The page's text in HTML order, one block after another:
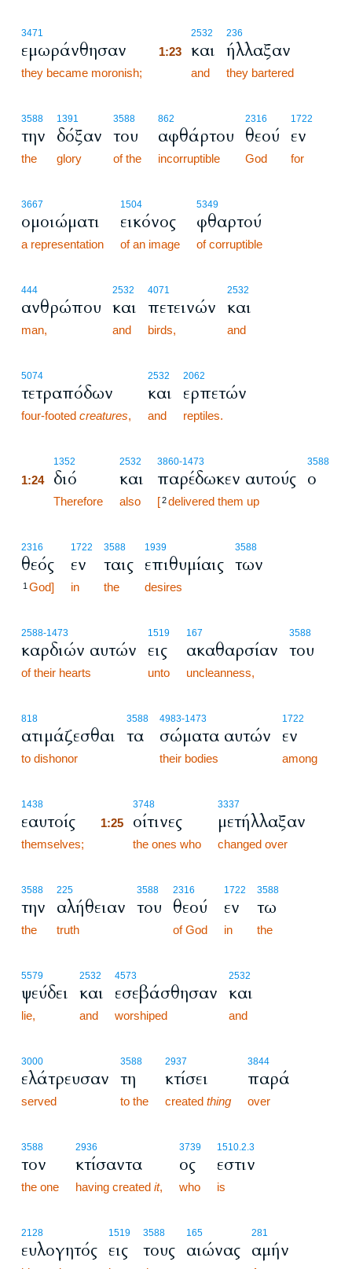
3471
εμωράνθησαν
they became moronish;
2532
1:23 και
and
236
ήλλαξαν
they bartered
3588
την
the
1391
δόξαν
glory
3588
του
of the
862
αφθάρτου
incorruptible
2316
θεού
God
1722
εν
for
3667
ομοιώματι
a representation
1504
εικόνος
of an image
5349
φθαρτού
of corruptible
444
ανθρώπου
man,
2532
και
and
4071
πετεινών
birds,
2532
και
and
5074
τετραπόδων
four-footed creatures,
2532
και
and
2062
ερπετών
reptiles.
1352
1:24 διό
Therefore
2532
και
also
3860-1473
παρέδωκεν αυτούς
[2delivered them up
3588
ο
2316
θεός
1 God]
1722
εν
in
3588
ταις
the
1939
επιθυμίαις
desires
3588
των
2588-1473
καρδιών αυτών
of their hearts
1519
εις
unto
167
ακαθαρσίαν
uncleanness,
3588
του
818
ατιμάζεσθαι
to dishonor
3588
τα
4983-1473
σώματα αυτών
their bodies
1722
εν
among
1438
εαυτοίς
themselves;
3748
1:25 οίτινες
the ones who
3337
μετήλλαξαν
changed over
3588
την
the
225
αλήθειαν
truth
3588
του
2316
θεού
of God
1722
εν
in
3588
τω
the
5579
ψεύδει
lie,
2532
και
and
4573
εσεβάσθησαν
worshiped
2532
και
and
3000
ελάτρευσαν
served
3588
τη
to the
2937
κτίσει
created thing
3844
παρά
over
3588
τον
the one
2936
κτίσαντα
having created it,
3739
ος
who
1510.2.3
εστιν
is
2128
ευλογητός
1519
εις
3588
τους
165
αιώνας
281
αμήν